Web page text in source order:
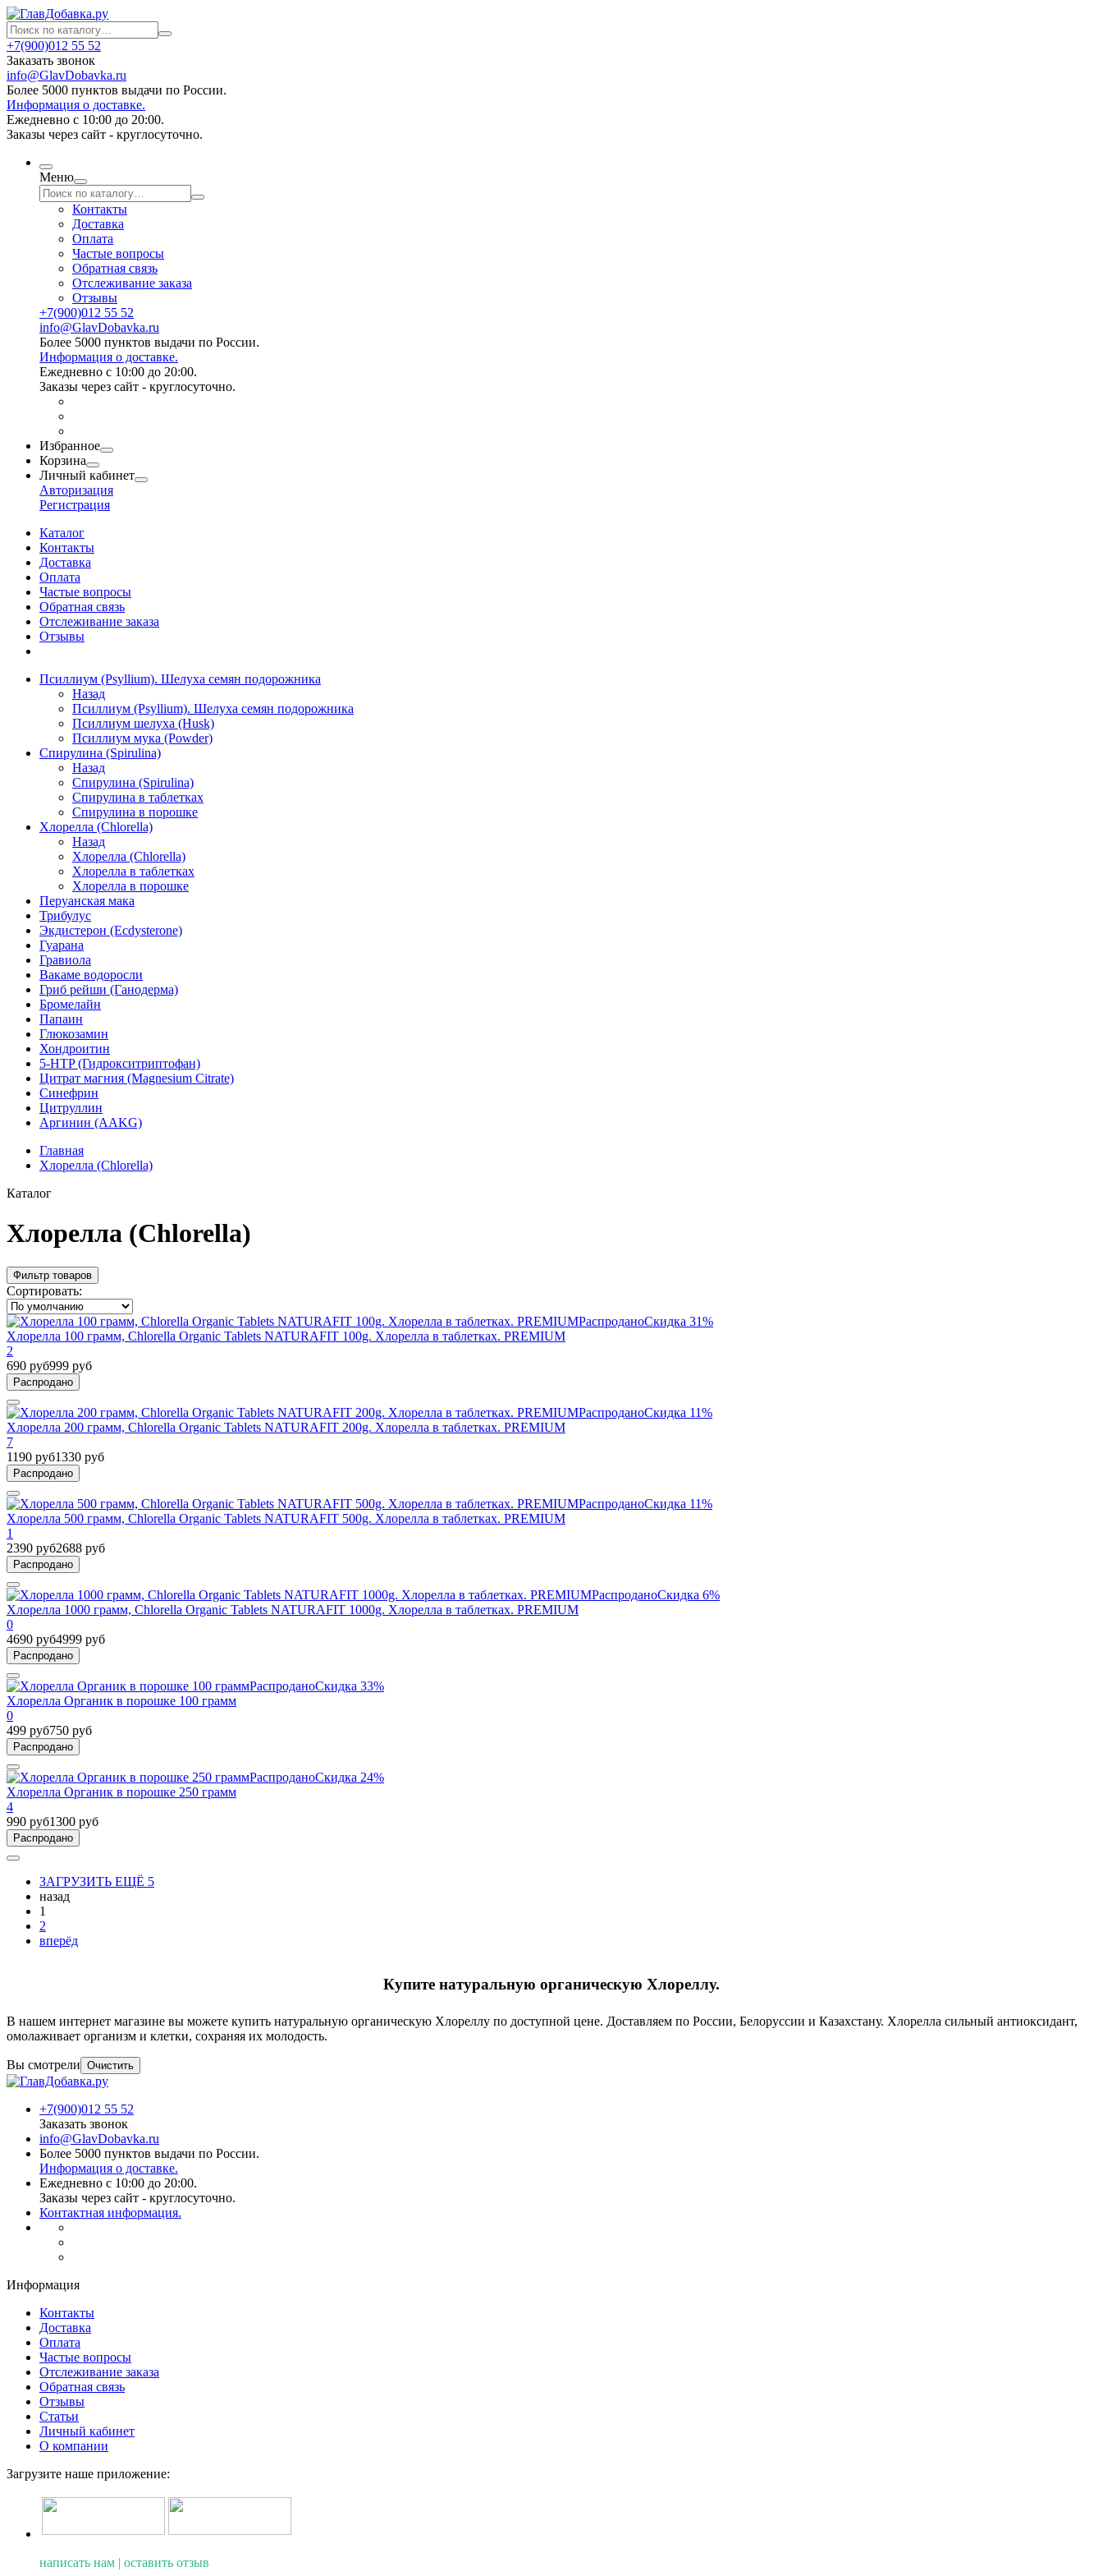
+7(900)012 55 52
Заказать звонок
info@GlavDobavka.ru
Более 5000 пунктов выдачи по России.
Информация о доставке.
Ежедневно с 10:00 до 20:00.
Заказы через сайт - круглосуточно.
Меню
Контакты
Доставка
Оплата
Частые вопросы
Обратная связь
Отслеживание заказа
Отзывы
+7(900)012 55 52
info@GlavDobavka.ru
Более 5000 пунктов выдачи по России.
Информация о доставке.
Ежедневно с 10:00 до 20:00.
Заказы через сайт - круглосуточно.
Избранное
Корзина
Личный кабинет
Авторизация
Регистрация
Каталог
Контакты
Доставка
Оплата
Частые вопросы
Обратная связь
Отслеживание заказа
Отзывы
Псиллиум (Psyllium). Шелуха семян подорожника
Назад
Псиллиум (Psyllium). Шелуха семян подорожника
Псиллиум шелуха (Husk)
Псиллиум мука (Powder)
Спирулина (Spirulina)
Назад
Спирулина (Spirulina)
Спирулина в таблетках
Спирулина в порошке
Хлорелла (Chlorella)
Назад
Хлорелла (Chlorella)
Хлорелла в таблетках
Хлорелла в порошке
Перуанская мака
Трибулус
Экдистерон (Ecdysterone)
Гуарана
Гравиола
Вакаме водоросли
Гриб рейши (Ганодерма)
Бромелайн
Папаин
Глюкозамин
Хондроитин
5-HTP (Гидрокситриптофан)
Цитрат магния (Magnesium Citrate)
Синефрин
Цитруллин
Аргинин (AAKG)
Главная
Хлорелла (Chlorella)
Каталог
Хлорелла (Chlorella)
Фильтр товаров
Сортировать:
РаспроданоСкидка 31%
Хлорелла 100 грамм, Chlorella Organic Tablets NATURAFIT 100g. Хлорелла в таблетках. PREMIUM
2
690 руб999 руб
Распродано
РаспроданоСкидка 11%
Хлорелла 200 грамм, Chlorella Organic Tablets NATURAFIT 200g. Хлорелла в таблетках. PREMIUM
7
1190 руб1330 руб
Распродано
РаспроданоСкидка 11%
Хлорелла 500 грамм, Chlorella Organic Tablets NATURAFIT 500g. Хлорелла в таблетках. PREMIUM
1
2390 руб2688 руб
Распродано
РаспроданоСкидка 6%
Хлорелла 1000 грамм, Chlorella Organic Tablets NATURAFIT 1000g. Хлорелла в таблетках. PREMIUM
0
4690 руб4999 руб
Распродано
РаспроданоСкидка 33%
Хлорелла Органик в порошке 100 грамм
0
499 руб750 руб
Распродано
РаспроданоСкидка 24%
Хлорелла Органик в порошке 250 грамм
4
990 руб1300 руб
Распродано
ЗАГРУЗИТЬ ЕЩЁ 5
назад
1
2
вперёд
Купите натуральную органическую Хлореллу.
В нашем интернет магазине вы можете купить натуральную органическую Хлореллу по доступной цене. Доставляем по России, Белоруссии и Казахстану. Хлорелла сильный антиоксидант,
омолаживает организм и клетки, сохраняя их молодость.
Вы смотрели Очистить
+7(900)012 55 52
Заказать звонок
info@GlavDobavka.ru
Более 5000 пунктов выдачи по России.
Информация о доставке.
Ежедневно с 10:00 до 20:00.
Заказы через сайт - круглосуточно.
Контактная информация.
Информация
Контакты
Доставка
Оплата
Частые вопросы
Отслеживание заказа
Обратная связь
Отзывы
Статьи
Личный кабинет
О компании
Загрузите наше приложение:
написать нам | оставить отзыв